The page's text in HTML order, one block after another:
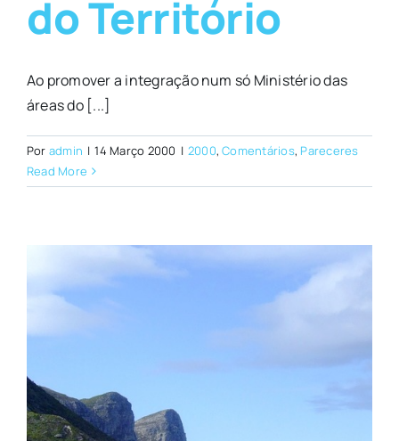
do Território
Ao promover a integração num só Ministério das
áreas do [...]
Por admin | 14 Março 2000 | 2000,Comentários, Pareceres
Read More